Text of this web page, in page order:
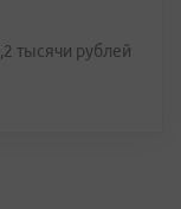
тысячи рублей